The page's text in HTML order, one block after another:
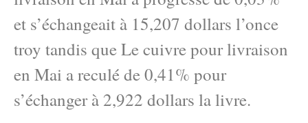
et s’échangeait à 15,207 dollars l’once
troy tandis que Le cuivre pour livraison
en Mai a reculé de 0,41% pour
s’échanger à 2,922 dollars la livre.